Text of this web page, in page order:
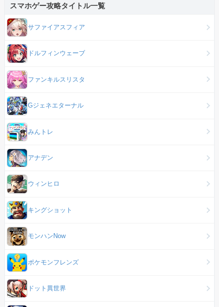
スマホゲー攻略タイトル一覧
サファイアスフィア
ドルフィンウェーブ
ファンキルスリスタ
Gジェネエターナル
みんトレ
アナデン
ウィンヒロ
キングショット
モンハンNow
ポケモンフレンズ
ドット異世界